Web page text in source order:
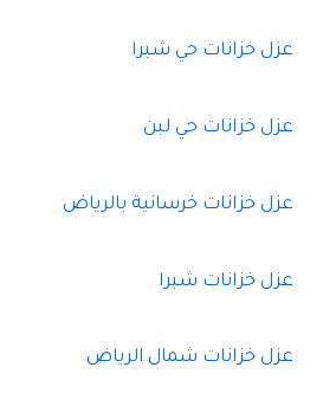
عزل خزانات حي شبرا
عزل خزانات حي لبن
عزل خزانات خرسانية بالرياض
عزل خزانات شبرا
عزل خزانات شمال الرياض